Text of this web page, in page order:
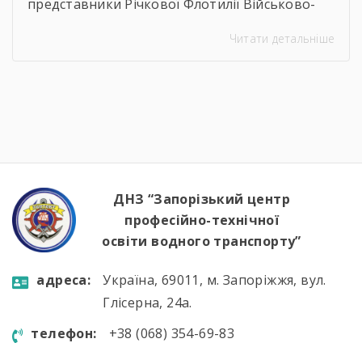
представники Річкової Флотилії Військово-
зустрічі студенти дізналися про особливості
загрозам;🔹 можливості професійного […]
Читати детальніше
ДНЗ “Запорізький центр
професійно-технічної
освіти водного транспорту”
aдресa:
Україна, 69011, м. Запоріжжя, вул.
Глісерна, 24а.
телефон:
+38 (068) 354-69-83